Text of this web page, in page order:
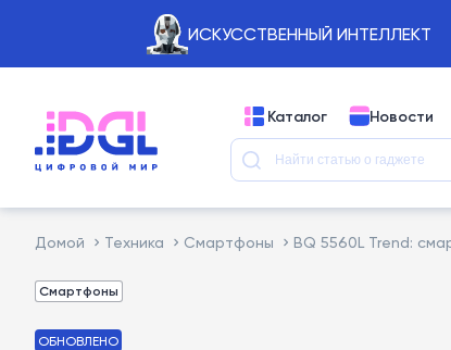
ИСКУССТВЕННЫЙ ИНТЕЛЛЕКТ
Каталог Новости
Домой Техника Смартфоны BQ 5560L Trend:
Смартфоны
ОБНОВЛЕНО